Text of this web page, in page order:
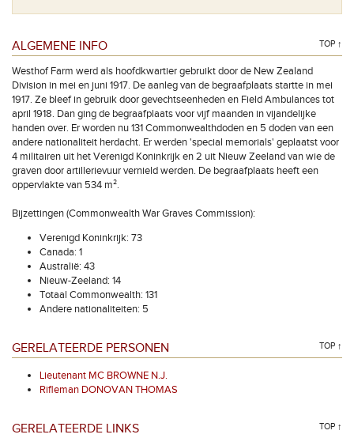
ALGEMENE INFO TOP ↑
Westhof Farm werd als hoofdkwartier gebruikt door de New Zealand
Division in mei en juni 1917. De aanleg van de begraafplaats startte in mei
1917. Ze bleef in gebruik door gevechtseenheden en Field Ambulances tot
april 1918. Dan ging de begraafplaats voor vijf maanden in vijandelijke
handen over. Er worden nu 131 Commonwealthdoden en 5 doden van een
andere nationaliteit herdacht. Er werden 'special memorials' geplaatst voor
4 militairen uit het Verenigd Koninkrijk en 2 uit Nieuw Zeeland van wie de
graven door artillerievuur vernield werden. De begraafplaats heeft een
oppervlakte van 534 m².
Bijzettingen (Commonwealth War Graves Commission):
Verenigd Koninkrijk: 73
Canada: 1
Australië: 43
Nieuw-Zeeland: 14
Totaal Commonwealth: 131
Andere nationaliteiten: 5
GERELATEERDE PERSONEN TOP ↑
Lieutenant MC BROWNE N.J.
Rifleman DONOVAN THOMAS
GERELATEERDE LINKS TOP ↑